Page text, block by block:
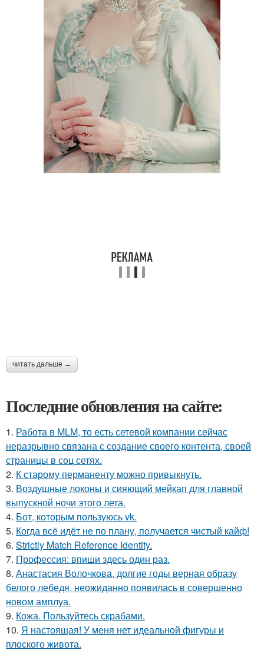
читать дальше →
Последние обновления на сайте:
1. Работа в MLM, то есть сетевой компании сейчас
неразрывно связана с создание своего контента, своей
страницы в соц сетях.
2. К старому перманенту можно привыкнуть.
3. Воздушные локоны и сияющий мейкап для главной
выпускной ночи этого лета.
4. Бот, которым пользуюсь vk.
5. Когда всё идёт не по плану, получается чистый кайф!
6. Strictly Match Reference Identity.
7. Профессия: впиши здесь один раз.
8. Анастасия Волочкова, долгие годы верная образу
белого лебедя, неожиданно появилась в совершенно
новом амплуа.
9. Кожа. Пользуйтесь скрабами.
10. Я настоящая! У меня нет идеальной фигуры и
плоского живота.